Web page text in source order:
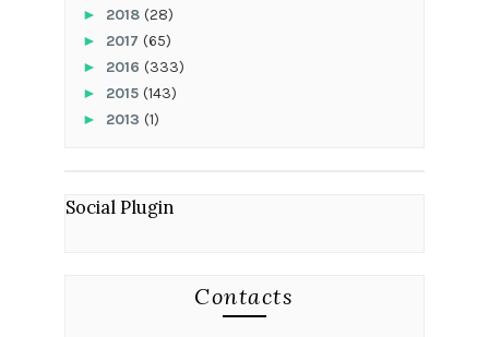
► 2018 (28)
► 2017 (65)
► 2016 (333)
► 2015 (143)
► 2013 (1)
Social Plugin
Contacts